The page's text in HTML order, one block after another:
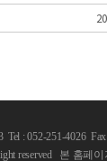
: 052-251-4026 Fax
reserved 본 홈페